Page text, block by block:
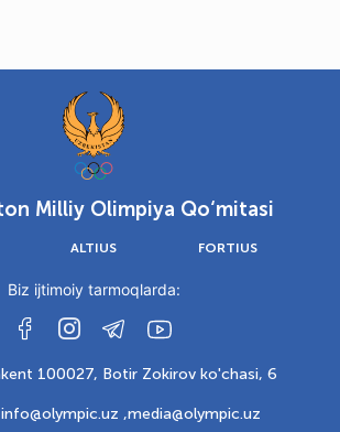
Milliy Olimpiya Qo‘mitasi
ALTIUS FORTIUS
Biz ijtimoiy tarmoqlarda:
100027, Botir Zokirov ko'chasi, 6
,media@olympic.uz